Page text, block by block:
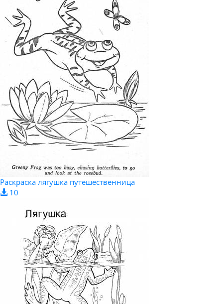
Раскраска лягушка путешественница
10